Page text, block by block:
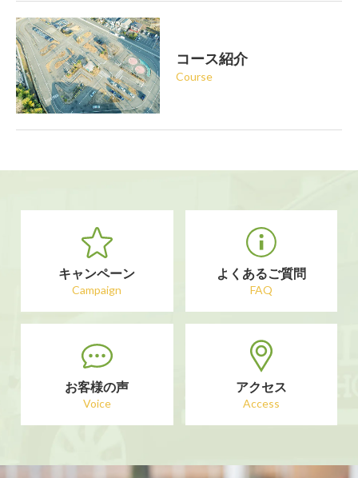
コース紹介
Course
キャンペーン
Campaign
よくあるご質問
FAQ
お客様の声
Voice
アクセス
Access